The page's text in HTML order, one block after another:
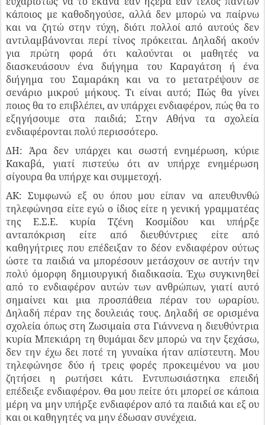
κάποιος με καθοδηγούσε, αλλά δεν μπορώ να παίρνω
και να ζητώ στην τύχη, διότι πολλοί από αυτούς δεν
αντιλαμβάνονται περί τίνος πρόκειται. Δηλαδή ακούν
για πρώτη φορά ότι καλούνται οι μαθητές να
διασκευάσουν ένα διήγημα του Καραγάτση ή ένα
διήγημα του Σαμαράκη και να το μετατρέψουν σε
σενάριο μικρού μήκους. Τι είναι αυτό; Πώς θα γίνει
ποιος θα το επιβλέπει, αν υπάρχει ενδιαφέρον, πώς θα το
εξηγήσουμε στα παιδιά; Στην Αθήνα τα σχολεία
ενδιαφέρονται πολύ περισσότερο.
ΔΗ: Άρα δεν υπάρχει και σωστή ενημέρωση, κύριε
Κακαβά, γιατί πιστεύω ότι αν υπήρχε ενημέρωση
σίγουρα θα υπήρχε και συμμετοχή.
ΑΚ: Συμφωνώ εξ ου όπου μου είπαν να απευθυνθώ
τηλεφώνησα είτε εγώ ο ίδιος είτε η γενική γραμματέας
της Ε.Σ.Ε. κυρία Τζένη Κοσμίδου και υπήρξε
ανταπόκριση είτε από διευθύντριες είτε από
καθηγήτριες που επέδειξαν το δέον ενδιαφέρον ούτως
ώστε τα παιδιά να μπορέσουν μετάσχουν σε αυτήν την
πολύ όμορφη δημιουργική διαδικασία. Έχω συγκινηθεί
από το ενδιαφέρον αυτών των ανθρώπων, γιατί αυτό
σημαίνει και μια προσπάθεια πέραν του ωραρίου.
Δηλαδή πέραν της δουλειάς τους. Δηλαδή σε ορισμένα
σχολεία όπως στη Ζωσιμαία στα Γιάννενα η διευθύντρια
κυρία Μπεκιάρη τη θυμάμαι δεν μπορώ να την ξεχάσω,
δεν την έχω δει ποτέ τη γυναίκα ήταν απίστευτη. Μου
τηλεφώνησε δύο ή τρεις φορές προκειμένου να μου
ζητήσει η ρωτήσει κάτι. Εντυπωσιάστηκα επειδή
επέδειξε ενδιαφέρον. Θα μου πείτε ότι μπορεί σε κάποια
μέρη να μην υπήρξε ενδιαφέρον από τα παιδιά και εξ ου
και οι καθηγητές να μην έδωσαν συνέχεια.